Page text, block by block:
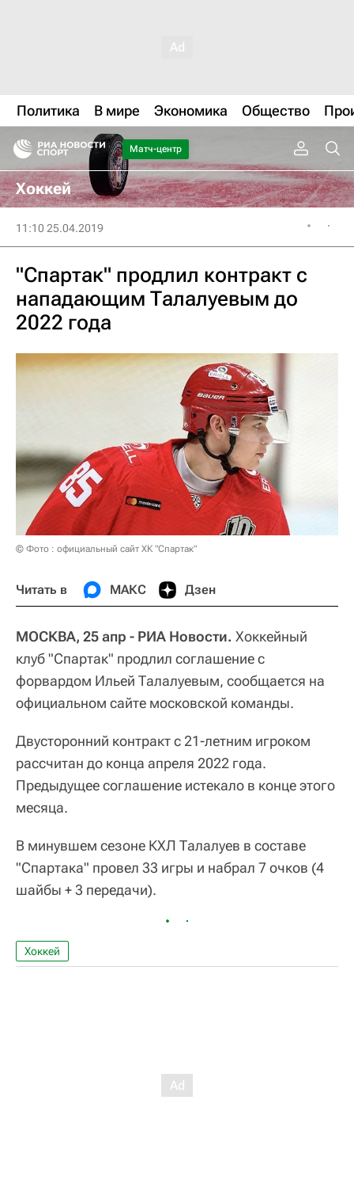
Политика В мире Экономика Общество
Матч-центр
Хоккей
11:10 25.04.2019
"Спартак" продлил контракт с
нападающим Талалуевым до
2022 года
© Фото : официальный сайт ХК "Спартак"
Читать в МАКС Дзен
МОСКВА, 25 апр - РИА Новости. Хоккейный
клуб "Спартак" продлил соглашение с
форвардом Ильей Талалуевым, сообщается на
официальном сайте московской команды.
Двусторонний контракт с 21-летним игроком
рассчитан до конца апреля 2022 года.
Предыдущее соглашение истекало в конце этого
месяца.
В минувшем сезоне КХЛ Талалуев в составе
"Спартака" провел 33 игры и набрал 7 очков (4
шайбы + 3 передачи).
Хоккей